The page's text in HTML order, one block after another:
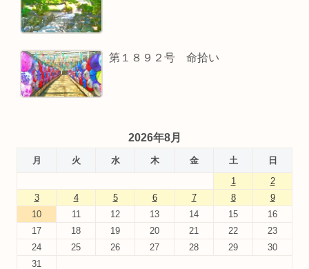
第１８９２号 命拾い
2026年8月
月 火 水 木 金 土
日
1
2
3
4 5 6 7 8
9
10
11 12 13 14 15
16
17
18 19 20 21 22
23
24
25 26 27 28 29
30
31